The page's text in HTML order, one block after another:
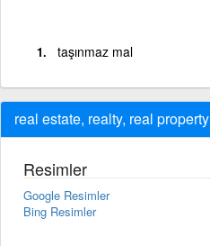
taşınmaz mal
real estate, realty, real property
Resimler
Google Resimler
Bing Resimler